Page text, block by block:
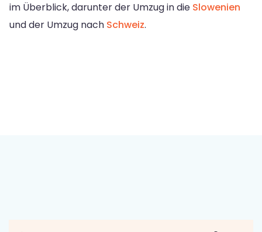
im Überblick, darunter der Umzug in die Slowenien
und der Umzug nach Schweiz.